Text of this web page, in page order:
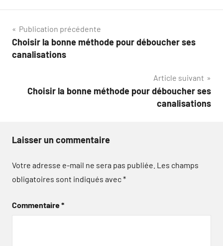
Navigation
de
Publication précédente
Choisir la bonne méthode pour déboucher ses
canalisations
Article suivant
Choisir la bonne méthode pour déboucher ses
canalisations
Laisser un commentaire
Votre adresse e-mail ne sera pas publiée. Les champs
obligatoires sont indiqués avec*
Commentaire*